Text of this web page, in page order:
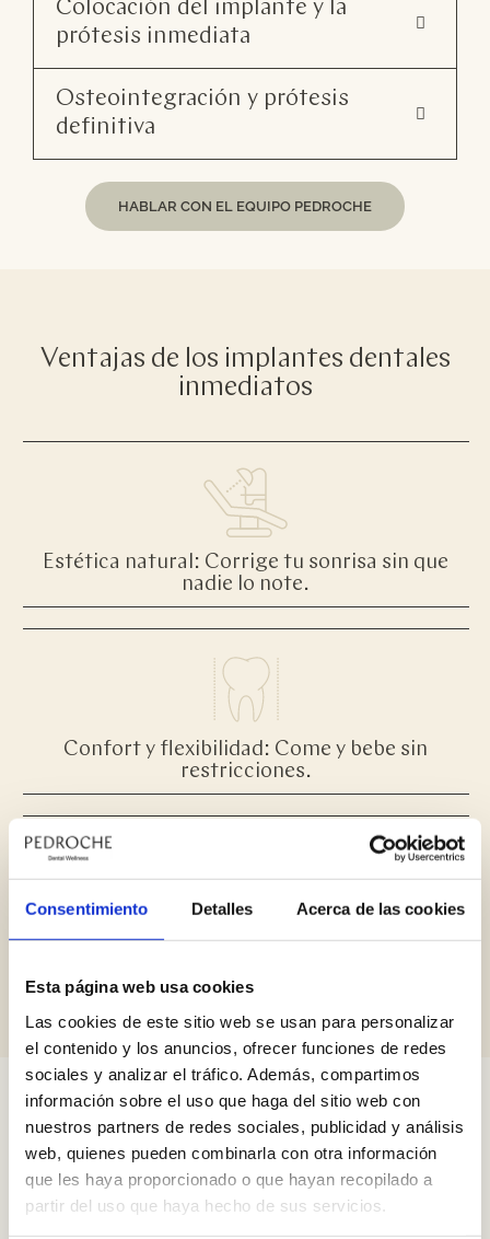
Consentimiento Detalles Acerca de las cookies
Esta página web usa cookies
Las cookies de este sitio web se usan para personalizar
el contenido y los anuncios, ofrecer funciones de redes
sociales y analizar el tráfico. Además, compartimos
información sobre el uso que haga del sitio web con
nuestros partners de redes sociales, publicidad y análisis
web, quienes pueden combinarla con otra información
que les haya proporcionado o que hayan recopilado a
partir del uso que haya hecho de sus servicios.
Colocación del implante y la
prótesis inmediata
Osteointegración y prótesis
definitiva
HABLAR CON EL EQUIPO PEDROCHE
Ventajas de los implantes dentales
inmediatos
Estética natural: Corrige tu sonrisa sin que
nadie lo note.
Confort y flexibilidad: Come y bebe sin
restricciones.
Resultados duraderos: Sonrisa saludable que
El equipo que tratará tu caso
Un implante con diente el mismo día no lo resuelve un
cirujano solo. Detrás hay un protésico diseñando la
corona, un especialista en mordida valorando la carga y
un higienista siguiendo el primer año. En Clínica